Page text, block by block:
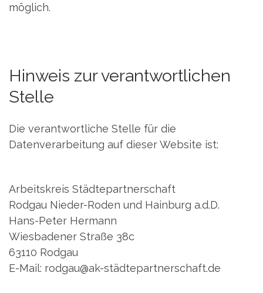
möglich.
Hinweis zur verantwortlichen
Stelle
Die verantwortliche Stelle für die
Datenverarbeitung auf dieser Website ist:
Arbeitskreis Städtepartnerschaft
Rodgau Nieder-Roden und Hainburg a.d.D.
Hans-Peter Hermann
Wiesbadener Straße 38c
63110 Rodgau
E-Mail: rodgau@ak-städtepartnerschaft.de